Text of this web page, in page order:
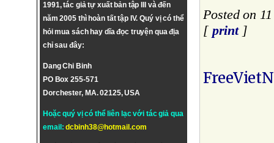
1991, tác giả tự xuất bản tập III và đến
năm 2005 thì hoàn tất tập IV. Quý vị có thể
hỏi mua sách hay dĩa đọc truyện qua địa
chỉ sau đây:
Dang Chi Binh
PO Box 255-571
Dorchester, MA. 02125, USA
Hoặc quý vị có thể liên lạc với tác giả qua
email:dcbinh38@hotmail.com
Posted on
[ print]